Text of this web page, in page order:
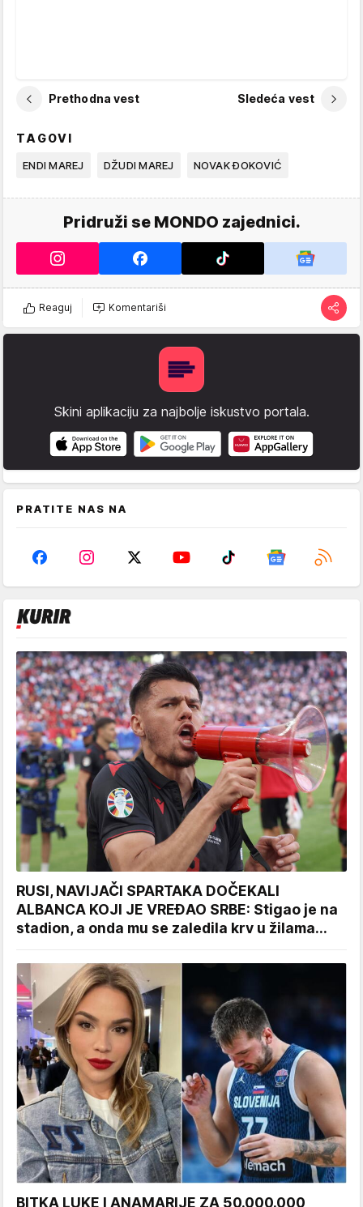
Prethodna vest Sledeća vest
TAGOVI
ENDI MAREJ DŽUDI MAREJ NOVAK ĐOKOVIĆ
Pridruži se MONDO zajednici.
Reaguj Komentariši
Skini aplikaciju za najbolje iskustvo portala.
PRATITE NAS NA
RUSI, NAVIJAČI SPARTAKA DOČEKALI
ALBANCA KOJI JE VREĐAO SRBE: Stigao je na
stadion, a onda mu se zaledila krv u žilama...
BITKA LUKE I ANAMARIJE ZA 50.000.000